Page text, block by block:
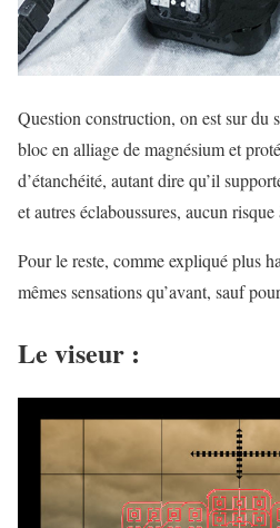
Question construction, on est sur du
bloc en alliage de magnésium et
d’étanchéité, autant dire qu’il
et autres éclaboussures, aucun
Pour le reste, comme expliqué plus
mêmes sensations qu’avant, sauf
Le viseur :